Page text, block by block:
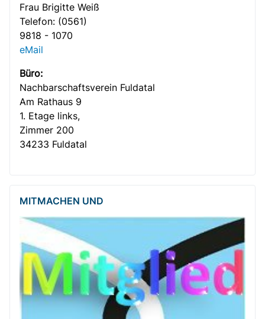
Frau Brigitte Weiß
Telefon: (0561)
9818 - 1070
eMail
Büro:
Nachbar­­schafts­verein Fuldatal
Am Rathaus 9
1. Etage links,
Zimmer 200
34233 Fuldatal
MITMACHEN UND